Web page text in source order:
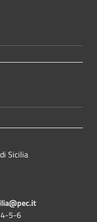
Sicilia
4-5-6